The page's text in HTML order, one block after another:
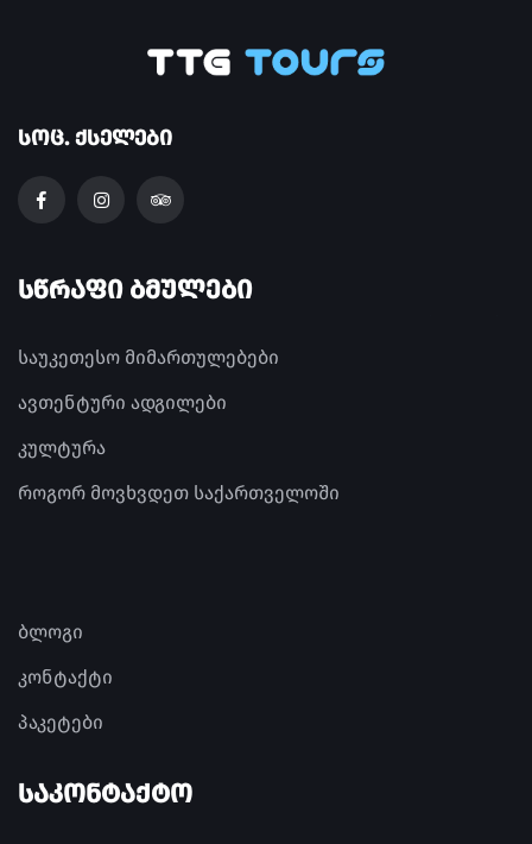
ᲡᲝᲪ. ᲥᲡᲔᲚᲔᲑᲘ
ᲡᲬᲠᲐᲤᲘ ᲑᲛᲣᲚᲔᲑᲘ
საუკეთესო მიმართულებები
ავთენტური ადგილები
კულტურა
როგორ მოვხვდეთ საქართველოში
ბლოგი
კონტაქტი
პაკეტები
ᲡᲐᲙᲝᲜᲢᲐᲥᲢᲝ